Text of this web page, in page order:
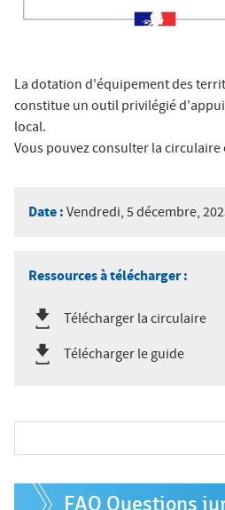
La dotation d'équipement des
constitue un outil privilégié
local.
Vous pouvez consulter la circulaire
Date : Vendredi, 5 décembre,
Ressources à télécharger :
Télécharger la circulaire
Télécharger le guide
F
h
FAQ Questions